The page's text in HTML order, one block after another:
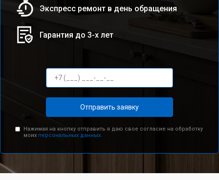
Экспресс ремонт в день обращения
Гарантия до 3-х лет
Отправить заявку
Нажимая на кнопку отправить я даю свое согласие на обработку
моих персональных данных.